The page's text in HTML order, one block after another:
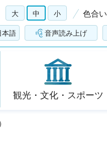
大 中 小 色合い
本語 音声読み上げ
観光・文化・スポーツ